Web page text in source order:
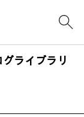
ライブラリ